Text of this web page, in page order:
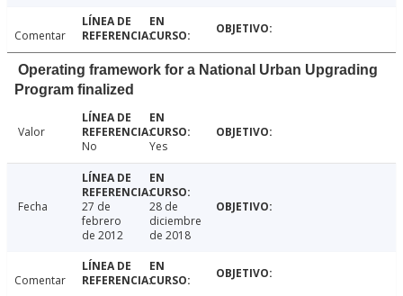
Comentar
Operating framework for a National Urban Upgrading
Program finalized
Valor
No
Yes
Fecha
27 de
febrero
de 2012
28 de
diciembre
de 2018
Comentar